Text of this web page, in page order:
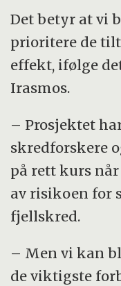
beskrive «state
jordskred.
Prosjektets
«Integral Risk
Rapid Mass
EUs 6.
teknologisk
prosent av
den norske
Det betyr at vi
prioritere de
effekt, ifølge
Irasmos.
– Prosjektet
skredforskere
på rett kurs
av risikoen for
fjellskred.
– Men vi kan
de viktigste